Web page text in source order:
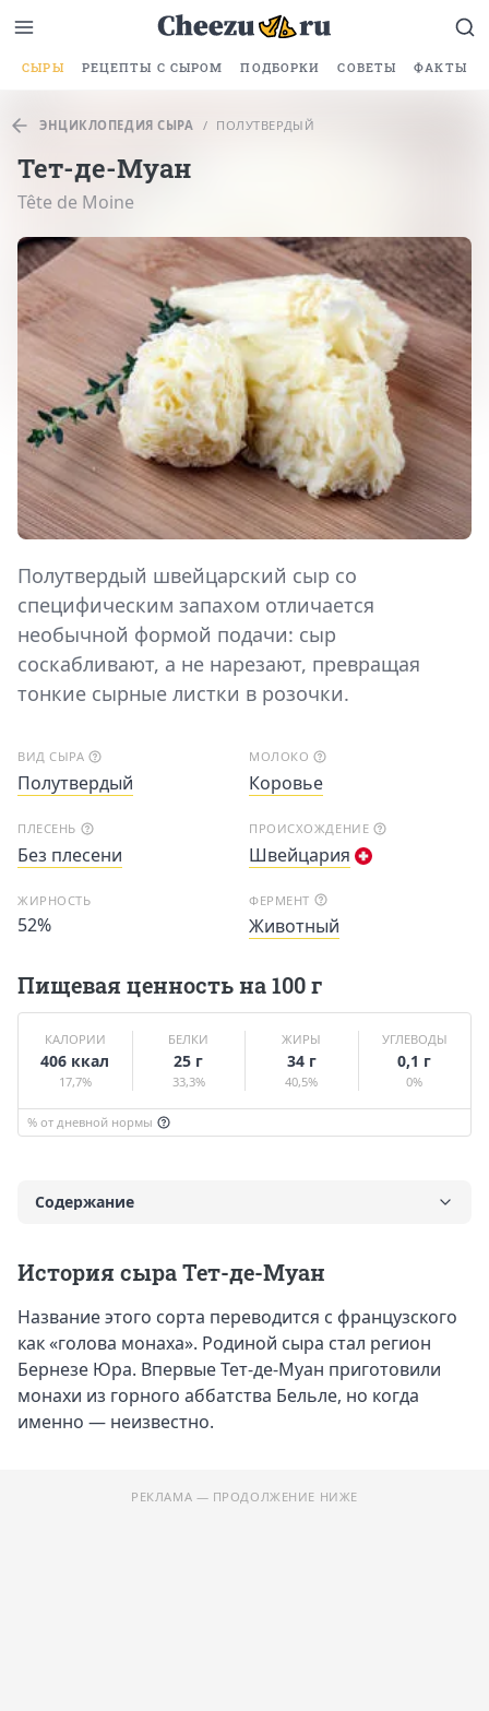
СЫРЫ РЕЦЕПТЫ С СЫРОМ ПОДБОРКИ СОВЕТЫ ФАКТЫ
ЭНЦИКЛОПЕДИЯ СЫРА / ПОЛУТВЕРДЫЙ
Тет-де-Муан
Tête de Moine
Полутвердый швейцарский сыр со
специфическим запахом отличается
необычной формой подачи: сыр
соскабливают, а не нарезают, превращая
тонкие сырные листки в розочки.
ВИД СЫРА
Полутвердый
МОЛОКО
Коровье
ПЛЕСЕНЬ
Без плесени
ПРОИСХОЖДЕНИЕ
Швейцария
ЖИРНОСТЬ
52%
ФЕРМЕНТ
Животный
Пищевая ценность на 100 г
КАЛОРИИ
406 ккал
17,7%
БЕЛКИ
25 г
33,3%
ЖИРЫ
34 г
40,5%
УГЛЕВОДЫ
0,1 г
0%
% от дневной нормы
Содержание
Вкус и калорийность
Польза и вред
Противопоказания к употреблению
Что приготовить
Какое вино подходит к сыру
История сыра Тет-де-Муан
Название этого сорта переводится с французского
как «голова монаха». Родиной сыра стал регион
Бернезе Юра. Впервые Тет-де-Муан приготовили
монахи из горного аббатства Бельле, но когда
именно — неизвестно.
РЕКЛАМА — ПРОДОЛЖЕНИЕ НИЖЕ